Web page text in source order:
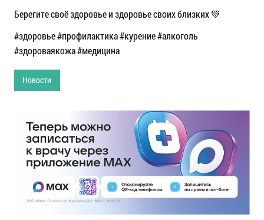
Берегите своё здоровье и здоровье своих близких 💚
#здоровье #профилактика #курение #алкоголь
#здороваякожа #медицина
Новости